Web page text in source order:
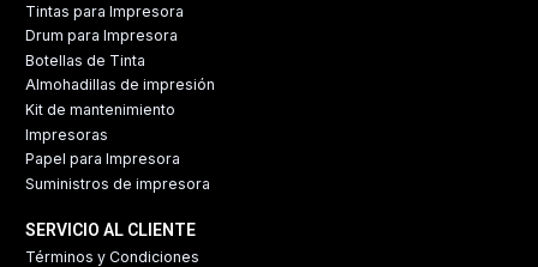
Tintas para Impresora
Drum para Impresora
Botellas de Tinta
Almohadillas de impresión
Kit de mantenimiento
Impresoras
Papel para Impresora
Suministros de impresora
SERVICIO AL CLIENTE
Términos y Condiciones